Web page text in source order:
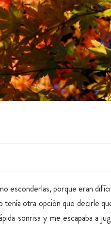
esconderlas, porque eran
tenía otra opción que decirle
sonrisa y me escapaba a